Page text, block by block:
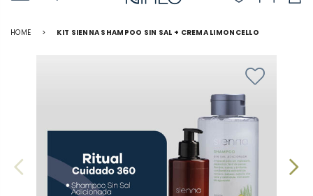
NIHLO
HOME > KIT SIENNA SHAMPOO SIN SAL + CREMA LIMONCELLO